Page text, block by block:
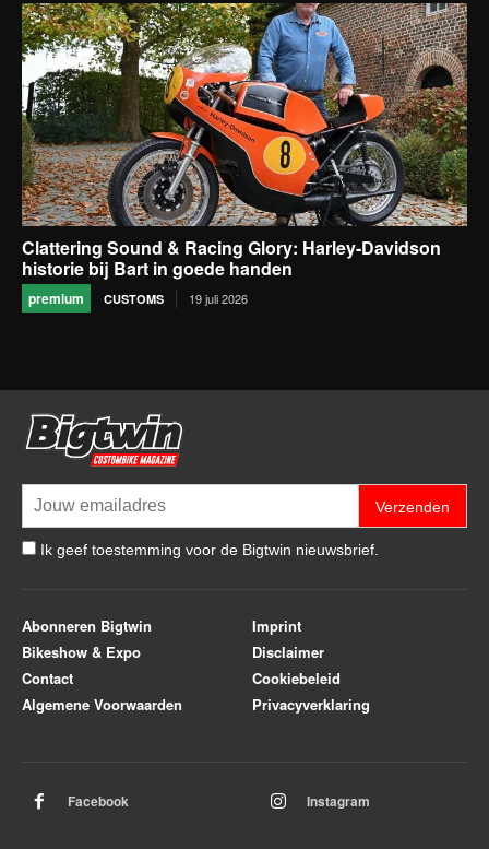
Clattering Sound & Racing Glory: Harley-Davidson
historie bij Bart in goede handen
premium CUSTOMS 19 juli 2026
Verzenden
Ik geef toestemming voor de Bigtwin nieuwsbrief.
Abonneren Bigtwin
Bikeshow & Expo
Contact
Algemene Voorwaarden
Imprint
Disclaimer
Cookiebeleid
Privacyverklaring
Facebook Instagram